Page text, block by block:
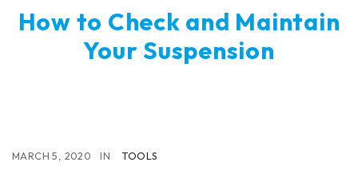
How to Check and Maintain
Your Suspension
MARCH 5, 2020 IN TOOLS